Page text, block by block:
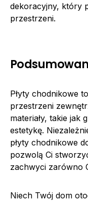
dekoracyjny, który
przestrzeni.
Płyty chodnikowe
przestrzeni
materiały, takie jak
estetykę.
płyty chodnikowe
pozwolą Ci
zachwyci zarówno
Niech Twój dom